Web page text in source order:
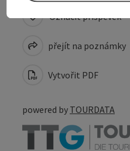
Označit příspěvek
přejít na poznámky
Vytvořit PDF
powered by TOURDATA